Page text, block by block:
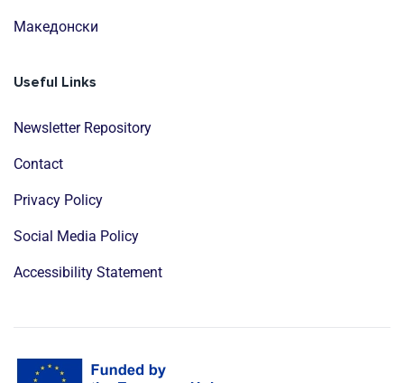
Mакедонски
Useful Links
Newsletter Repository
Contact
Privacy Policy
Social Media Policy
Accessibility Statement